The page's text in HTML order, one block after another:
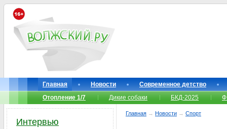
Главная Новости
Современное детство
Отопление 1/7
Дикие собаки БКД-2025
Главная → Новости → Спорт
Интервью